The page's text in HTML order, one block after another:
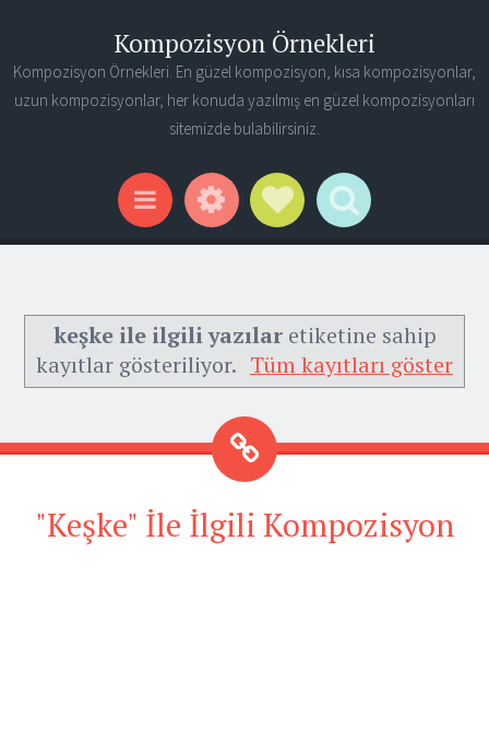
Kompozisyon Örnekleri
Kompozisyon Örnekleri. En güzel kompozisyon, kısa kompozisyonlar,
uzun kompozisyonlar, her konuda yazılmış en güzel kompozisyonları
sitemizde bulabilirsiniz.
Menu WidgetsSocial Links
Search
keşke ile ilgili yazılaretiketine sahip
kayıtlar gösteriliyor. Tüm kayıtları göster
"Keşke" İle İlgili Kompozisyon